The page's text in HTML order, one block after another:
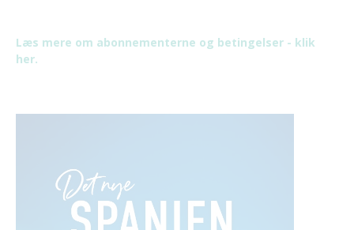
Læs mere om abonnementerne og betingelser - klik
her.